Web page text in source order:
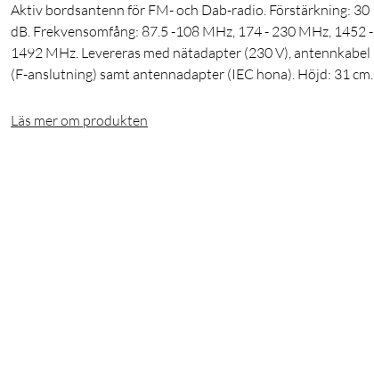
Aktiv bordsantenn för FM- och Dab-radio. Förstärkning: 30
dB. Frekvensomfång: 87.5 -108 MHz, 174 - 230 MHz, 1452 -
1492 MHz. Levereras med nätadapter (230 V), antennkabel
(F-anslutning) samt antennadapter (IEC hona). Höjd: 31 cm.
Läs mer om produkten